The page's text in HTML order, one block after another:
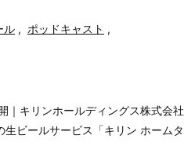
ル , ポッドキャスト ,
｜キリンホールディングス株式会社
ビールサービス「キリン ホームタ